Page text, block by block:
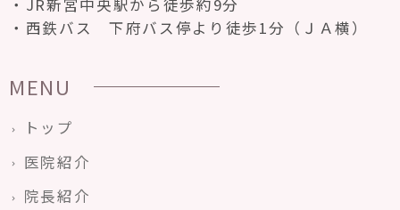
JR新宮中央駅から徒歩約9分
西鉄バス 下府バス停より徒歩1分（ＪＡ横）
MENU
トップ
医院紹介
院長紹介